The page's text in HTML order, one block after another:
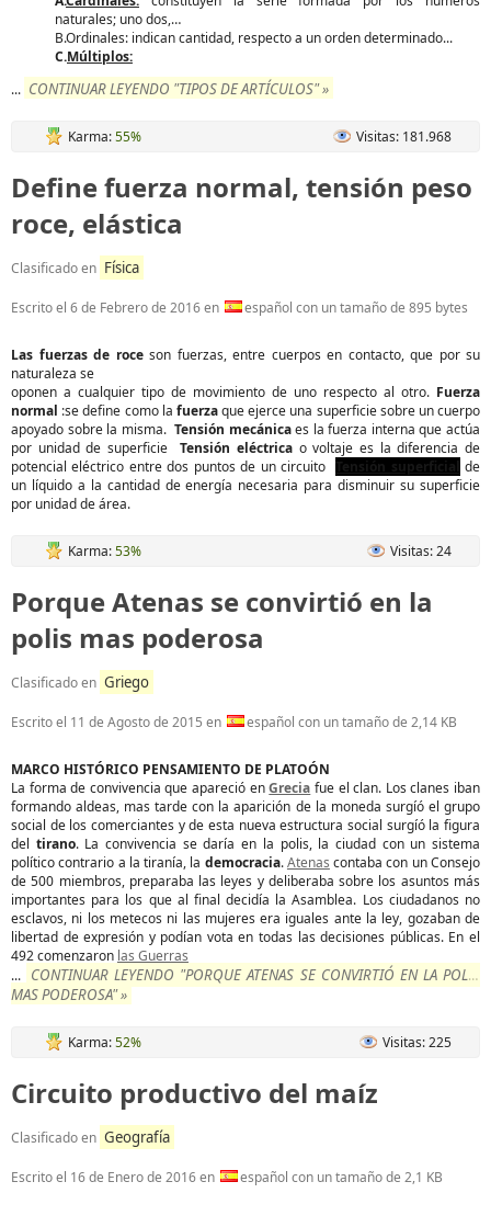
naturales; uno dos,…
B.Ordinales: indican cantidad, respecto a un orden determinado...
C.Múltiplos:
... CONTINUAR LEYENDO "TIPOS DE ARTÍCULOS" »
Karma:55% Visitas: 181.968
Define fuerza normal, tensión peso
roce, elástica
Clasificado en Física
Escrito el 6 de Febrero de 2016en español con un tamaño de 895 bytes
Las fuerzas de roceson fuerzas, entre cuerpos en contacto, que por su
naturaleza se
oponen a cualquier tipo de movimiento de uno respecto al otro. Fuerza
normal :se define como la fuerzaque ejerce una superficie sobre un cuerpo
apoyado sobre la misma. Tensión mecánicaes la fuerza interna que actúa
por unidad de superficieTensión eléctrica o voltaje es la diferencia de
potencial eléctrico entre dos puntos de un circuito
de
un líquido a la cantidad de energía necesaria para disminuir su superficie
por unidad de área.
Karma:53% Visitas: 24
Porque Atenas se convirtió en la
polis mas poderosa
Clasificado en Griego
Escrito el 11 de Agosto de 2015 en español con un tamaño de 2,14 KB
MARCO HISTÓRICO PENSAMIENTO DE PLATOÓN
La forma de convivencia que apareció enGrecia fue el clan. Los clanes iban
formando aldeas, mas tarde con la aparición de la moneda surgíó el grupo
social de los comerciantes y de esta nueva estructura social surgíó la figura
del tirano. La convivencia se daría en la polis, la ciudad con un sistema
político contrario a la tiranía, la democracia.Atenas contaba con un Consejo
de 500 miembros, preparaba las leyes y deliberaba sobre los asuntos más
importantes para los que al final decidía la Asamblea. Los ciudadanos no
esclavos, ni los metecos ni las mujeres era iguales ante la ley, gozaban de
libertad de expresión y podían vota en todas las decisiones públicas. En el
492 comenzaron las Guerras
... CONTINUAR LEYENDO "PORQUE ATENAS SE CONVIRTIÓ EN LA POLIS
MAS PODEROSA" »
Karma:52% Visitas: 225
Circuito productivo del maíz
Clasificado en Geografía
Escrito el 16 de Enero de 2016en español con un tamaño de 2,1 KB